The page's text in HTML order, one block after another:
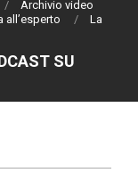
Archivio video
all’esperto
La
SU